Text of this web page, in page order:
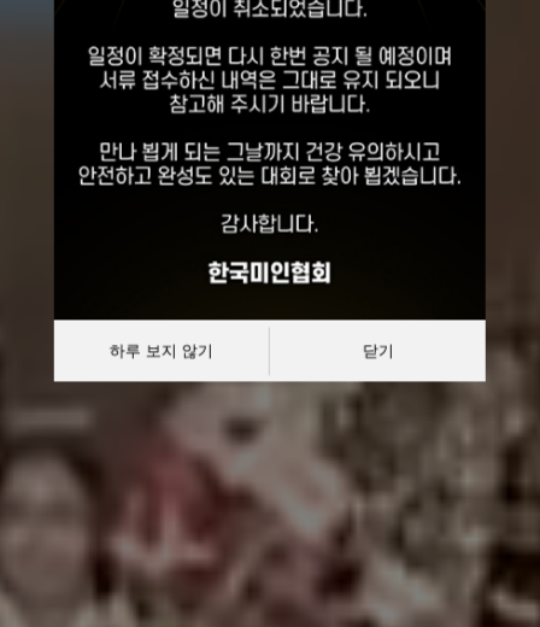
소헌왕후
선발대회
대한민국 한복모델 선발대회
하루 보지 않기 닫기